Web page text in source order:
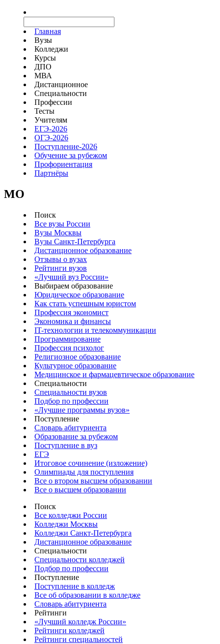
Главная
Вузы
Колледжи
Курсы
ДПО
МВА
Дистанционное
Специальности
Профессии
Тесты
Учителям
ЕГЭ-2026
ОГЭ-2026
Поступление-2026
Обучение за рубежом
Профориентация
Партнёры
MO
Поиск
Все вузы России
Вузы Москвы
Вузы Санкт-Петербурга
Дистанционное образование
Отзывы о вузах
Рейтинги вузов
«Лучший вуз России»
Выбираем образование
Юридическое образование
Как стать успешным юристом
Профессия экономист
Экономика и финансы
IT-технологии и телекоммуникации
Программирование
Профессия психолог
Религиозное образование
Культурное образование
Медицинское и фармацевтическое образование
Специальности
Специальности вузов
Подбор по профессии
«Лучшие программы вузов»
Поступление
Словарь абитуриента
Образование за рубежом
Поступление в вуз
ЕГЭ
Итоговое сочинение (изложение)
Олимпиады для поступления
Все о втором высшем образовании
Все о высшем образовании
Поиск
Все колледжи России
Колледжи Москвы
Колледжи Санкт-Петербурга
Дистанционное образование
Специальности
Специальности колледжей
Подбор по профессии
Поступление
Поступление в колледж
Все об образовании в колледже
Словарь абитуриента
Рейтинги
«Лучший колледж России»
Рейтинги колледжей
Рейтинги специальностей